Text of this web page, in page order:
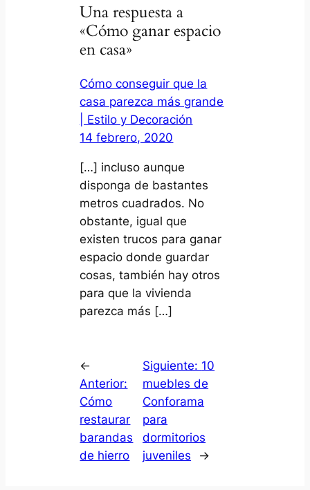
Una respuesta a
«Cómo ganar espacio
en casa»
Cómo conseguir que la
casa parezca más grande
| Estilo y Decoración
14 febrero, 2020
[…] incluso aunque
disponga de bastantes
metros cuadrados. No
obstante, igual que
existen trucos para ganar
espacio donde guardar
cosas, también hay otros
para que la vivienda
parezca más […]
←
Anterior:
Cómo
restaurar
barandas
de hierro
Siguiente: 10
muebles de
Conforama
para
dormitorios
juveniles
→